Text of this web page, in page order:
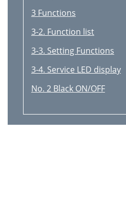
3 Functions
3-2. Function list
3-3. Setting Functions
3-4. Service LED display
No. 2 Black ON/OFF